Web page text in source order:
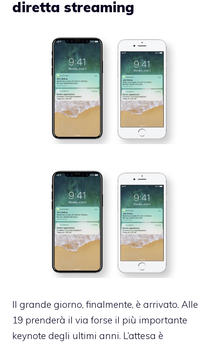
diretta streaming
Il grande giorno, finalmente, è arrivato. Alle
19 prenderà il via forse il più importante
keynote degli ultimi anni. L’attesa è